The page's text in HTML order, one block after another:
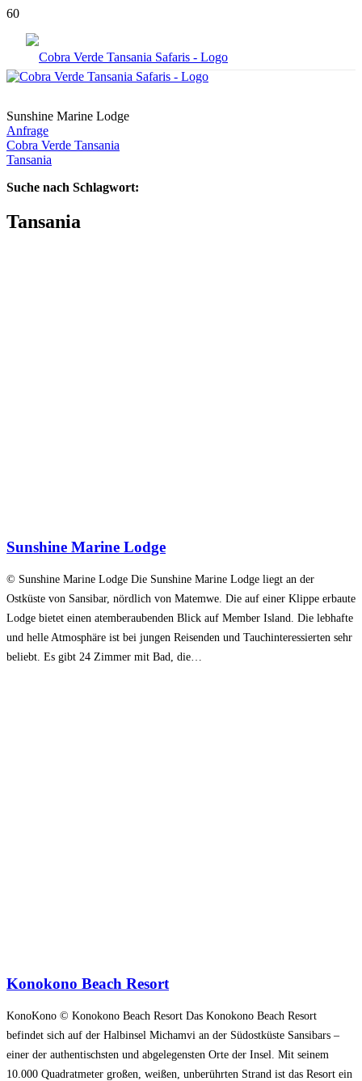
Sunshine Marine Lodge
Anfrage
Cobra Verde Tansania
Tansania
Suche nach Schlagwort:
Tansania
Sunshine Marine Lodge
© Sunshine Marine Lodge Die Sunshine Marine Lodge liegt an der
Ostküste von Sansibar, nördlich von Matemwe. Die auf einer Klippe erbaute
Lodge bietet einen atemberaubenden Blick auf Member Island. Die lebhafte
und helle Atmosphäre ist bei jungen Reisenden und Tauchinteressierten sehr
beliebt. Es gibt 24 Zimmer mit Bad, die…
Konokono Beach Resort
KonoKono © Konokono Beach Resort Das Konokono Beach Resort
befindet sich auf der Halbinsel Michamvi an der Südostküste Sansibars –
einer der authentischsten und abgelegensten Orte der Insel. Mit seinem
10.000 Quadratmeter großen, weißen, unberührten Strand ist das Resort ein